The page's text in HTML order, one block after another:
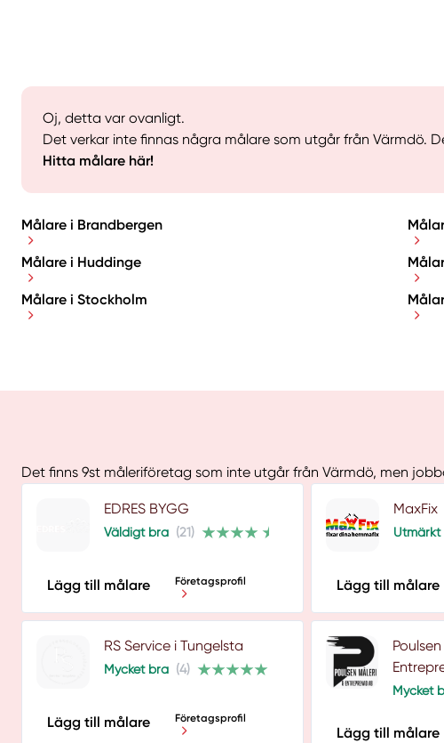
Oj, detta var ovanligt.
Det verkar inte finnas några målare som utgår från Värmdö.
Hitta målare här!
Målare i Brandbergen
Målare i Huddinge
Målare i Stockholm
Det finns 9st måleriföretag som inte utgår från Värmdö, men
EDRES BYGG
Väldigt bra (21)
Lägg till målare Företagsprofil
MaxFix
Utmärkt
Lägg till målare
RS Service i Tungelsta
Mycket bra (4)
Lägg till målare Företagsprofil
Mycket
Lägg till målare